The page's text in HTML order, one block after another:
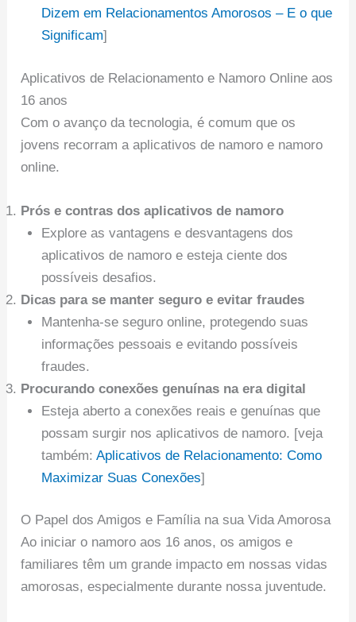
Dizem em Relacionamentos Amorosos – E o que
Significam]
Aplicativos de Relacionamento e Namoro Online aos
16 anos
Com o avanço da tecnologia, é comum que os
jovens recorram a aplicativos de namoro e namoro
online.
Prós e contras dos aplicativos de namoro
Explore as vantagens e desvantagens dos
aplicativos de namoro e esteja ciente dos
possíveis desafios.
Dicas para se manter seguro e evitar fraudes
Mantenha-se seguro online, protegendo suas
informações pessoais e evitando possíveis
fraudes.
Procurando conexões genuínas na era digital
Esteja aberto a conexões reais e genuínas que
possam surgir nos aplicativos de namoro. [veja
também: Aplicativos de Relacionamento: Como
Maximizar Suas Conexões]
O Papel dos Amigos e Família na sua Vida Amorosa
Ao iniciar o namoro aos 16 anos, os amigos e
familiares têm um grande impacto em nossas vidas
amorosas, especialmente durante nossa juventude.